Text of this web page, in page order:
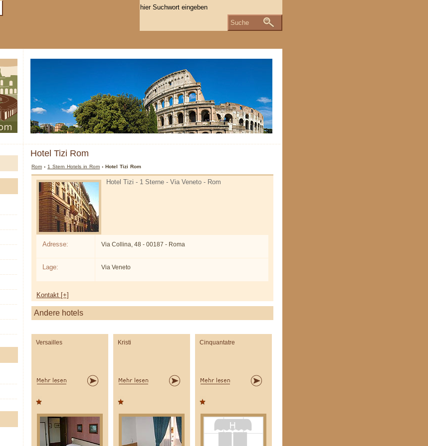
Hotel Tizi Rom
Rom › 1 Stern Hotels in Rom › Hotel Tizi Rom
Hotel Tizi - 1 Sterne - Via Veneto - Rom
Adresse: Via Collina, 48 - 00187 - Roma
Lage: Via Veneto
Kontakt [+]
Andere hotels
Versailles Kristi Cinquantatre
Suche